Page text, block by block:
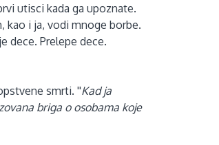
utisci kada ga upoznate.
kao i ja, vodi mnoge borbe.
dece. Prelepe dece.
smrti. ''Kad ja
briga o osobama koje